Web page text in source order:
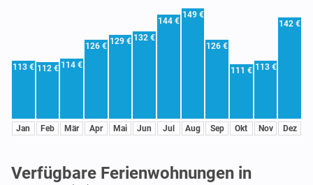
113 €
Jan
112 €
Feb
114 €
Mär
126 €
Apr
129 €
Mai
132 €
Jun
144 €
Jul
149 €
Aug
126 €
Sep
111 €
Okt
113 €
Nov
142 €
Dez
Verfügbare Ferienwohnungen in